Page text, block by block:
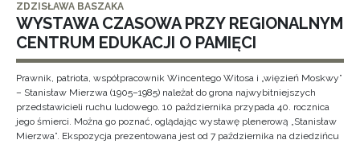
ZDZISŁAWA BASZAKA
WYSTAWA CZASOWA PRZY REGIONALNYM
CENTRUM EDUKACJI O PAMIĘCI
Prawnik, patriota, współpracownik Wincentego Witosa i „więzień Moskwy”
– Stanisław Mierzwa (1905–1985) należał do grona najwybitniejszych
przedstawicieli ruchu ludowego. 10 października przypada 40. rocznica
jego śmierci. Można go poznać, oglądając wystawę plenerową „Stanisław
Mierzwa”. Ekspozycja prezentowana jest od 7 października na dziedzińcu